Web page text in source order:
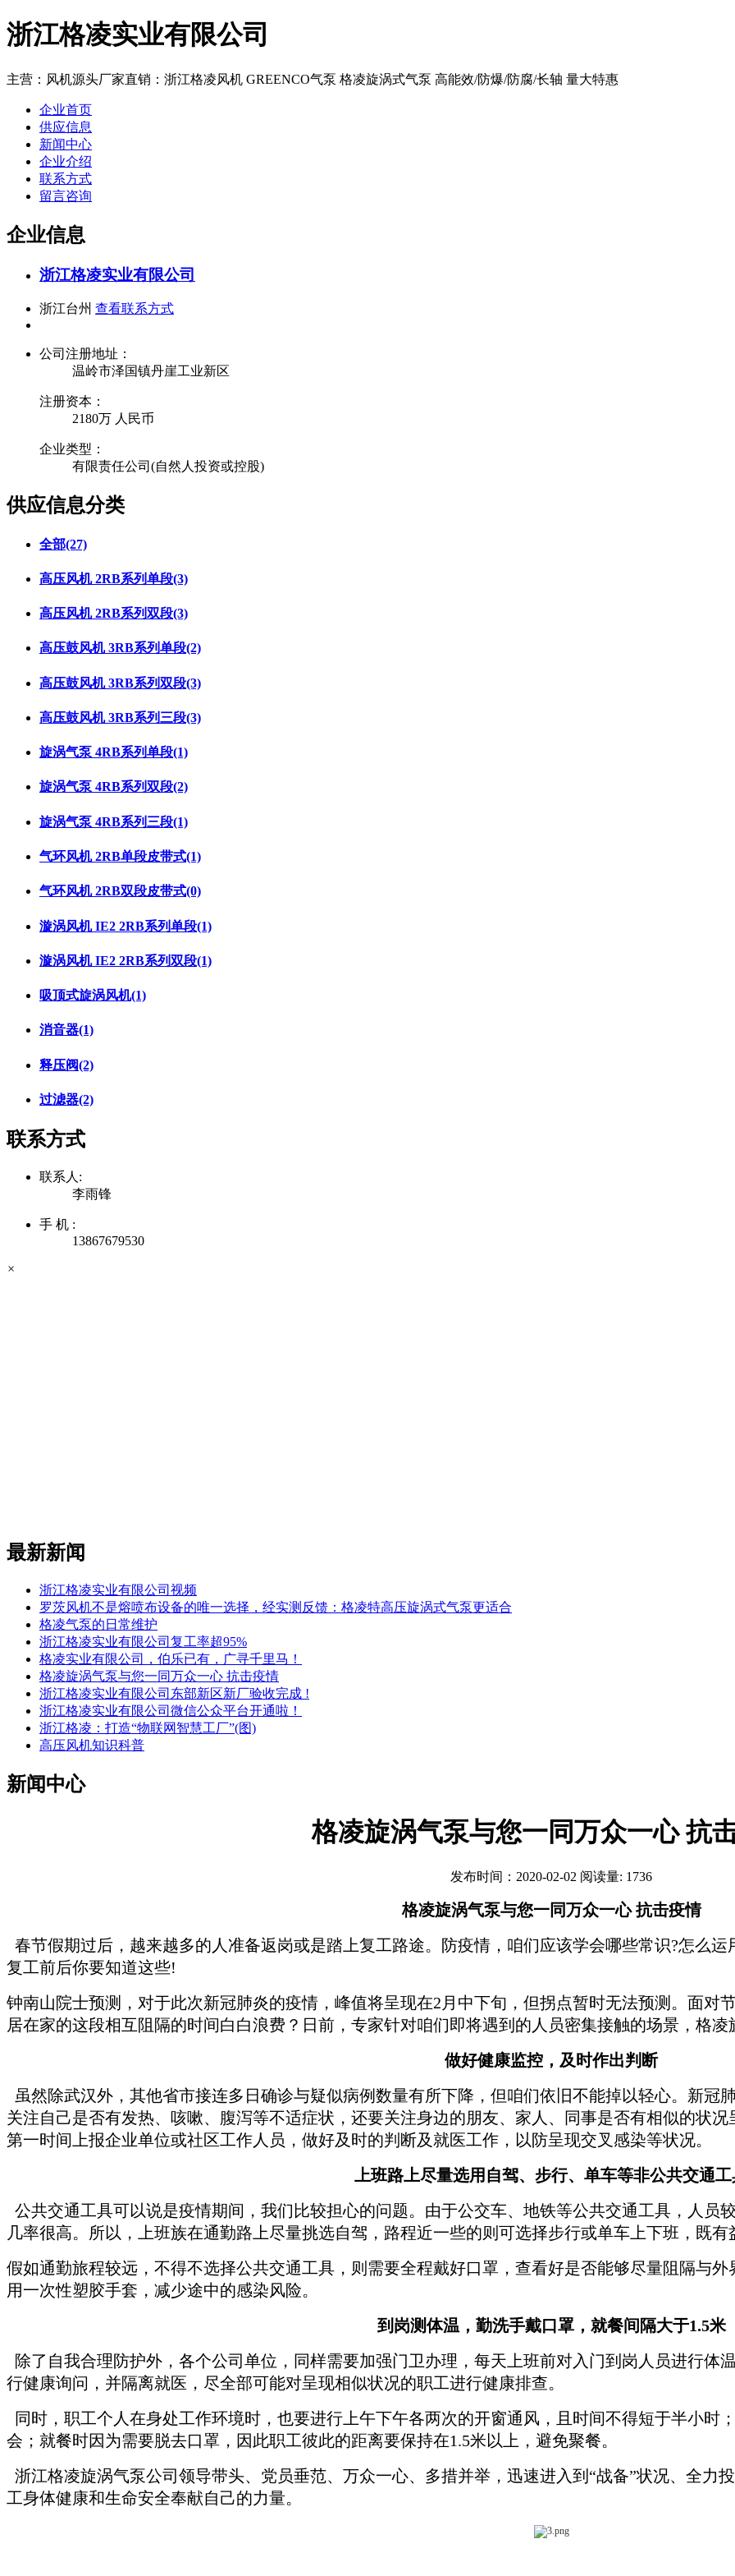
浙江格凌实业有限公司
主营：风机源头厂家直销：浙江格凌风机 GREENCO气泵 格凌旋涡式气泵 高能效/防爆/防腐/长轴 量大特惠
企业首页
供应信息
新闻中心
企业介绍
联系方式
留言咨询
企业信息
浙江格凌实业有限公司
浙江台州 查看联系方式
公司注册地址：
温岭市泽国镇丹崖工业新区
注册资本：
2180万 人民币
企业类型：
有限责任公司(自然人投资或控股)
供应信息分类
全部(27)
高压风机 2RB系列单段(3)
高压风机 2RB系列双段(3)
高压鼓风机 3RB系列单段(2)
高压鼓风机 3RB系列双段(3)
高压鼓风机 3RB系列三段(3)
旋涡气泵 4RB系列单段(1)
旋涡气泵 4RB系列双段(2)
旋涡气泵 4RB系列三段(1)
气环风机 2RB单段皮带式(1)
气环风机 2RB双段皮带式(0)
漩涡风机 IE2 2RB系列单段(1)
漩涡风机 IE2 2RB系列双段(1)
吸顶式旋涡风机(1)
消音器(1)
释压阀(2)
过滤器(2)
联系方式
联系人:
李雨锋
手 机 :
13867679530
×
最新新闻
浙江格凌实业有限公司视频
罗茨风机不是熔喷布设备的唯一选择，经实测反馈：格凌特高压旋涡式气泵更适合
格凌气泵的日常维护
浙江格凌实业有限公司复工率超95%
格凌实业有限公司，伯乐已有，广寻千里马！
格凌旋涡气泵与您一同万众一心 抗击疫情
浙江格凌实业有限公司东部新区新厂验收完成 !
浙江格凌实业有限公司微信公众平台开通啦！
浙江格凌：打造“物联网智慧工厂”(图)
高压风机知识科普
新闻中心
格凌旋涡气泵与您一同万众一心 抗
发布时间：2020-02-02 阅读量: 1736
格凌旋涡气泵与您一同万众一心 抗击疫情
春节假期过后，越来越多的人准备返岗或是踏上复工路途。防疫情，咱们应该学会哪些常识?怎么
复工前后你要知道这些!
钟南山院士预测，对于此次新冠肺炎的疫情，峰值将呈现在2月中下旬，但拐点暂时无法预测。面对
居在家的这段相互阻隔的时间白白浪费？日前，专家针对咱们即将遇到的人员密集接触的场景，格
做好健康监控，及时作出判断
虽然除武汉外，其他省市接连多日确诊与疑似病例数量有所下降，但咱们依旧不能掉以轻心。新冠
关注自己是否有发热、咳嗽、腹泻等不适症状，还要关注身边的朋友、家人、同事是否有相似的状
第一时间上报企业单位或社区工作人员，做好及时的判断及就医工作，以防呈现交叉感染等状况。
上班路上尽量选用自驾、步行、单车等非公共交通工
公共交通工具可以说是疫情期间，我们比较担心的问题。由于公交车、地铁等公共交通工具，人员
几率很高。所以，上班族在通勤路上尽量挑选自驾，路程近一些的则可选择步行或单车上下班，既
假如通勤旅程较远，不得不选择公共交通工具，则需要全程戴好口罩，查看好是否能够尽量阻隔与
用一次性塑胶手套，减少途中的感染风险。
到岗测体温，勤洗手戴口罩，就餐间隔大于1.5米
除了自我合理防护外，各个公司单位，同样需要加强门卫办理，每天上班前对入门到岗人员进行体
行健康询问，并隔离就医，尽全部可能对呈现相似状况的职工进行健康排查。
同时，职工个人在身处工作环境时，也要进行上午下午各两次的开窗通风，且时间不得短于半小时
会；就餐时因为需要脱去口罩，因此职工彼此的距离要保持在1.5米以上，避免聚餐。
浙江格凌旋涡气泵公司领导带头、党员垂范、万众一心、多措并举，迅速进入到“战备”状况、全力
工身体健康和生命安全奉献自己的力量。